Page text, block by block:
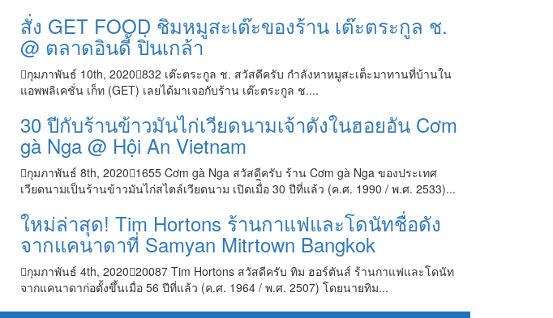
สั่ง GET FOOD ชิมหมูสะเต๊ะของร้าน เต๊ะตระกูล ช.
@ ตลาดอินดี้ ปิ่นเกล้า
กุมภาพันธ์ 10th, 2020 832 เต๊ะตระกูล ช. สวัสดีครับ กำลังหาหมูสะเต็ะมาทานที่บ้านใน
แอพพลิเคชั่น เก็ท (GET) เลยได้มาเจอกับร้าน เต๊ะตระกูล ช....
30 ปีกับร้านข้าวมันไก่เวียดนามเจ้าดังในฮอยอัน Cơm
gà Nga @ Hội An Vietnam
กุมภาพันธ์ 8th, 2020 1655 Cơm gà Nga สวัสดีครับ ร้าน Cơm gà Nga ของประเทศ
เวียดนามเป็นร้านข้าวมันไก่สไตล์เวียดนาม เปิดเมื่ิอ 30 ปีที่แล้ว (ค.ศ. 1990 / พ.ศ. 2533)...
ใหม่ล่าสุด! Tim Hortons ร้านกาแฟและโดนัทชื่อดัง
จากแคนาดาที่ Samyan Mitrtown Bangkok
กุมภาพันธ์ 4th, 2020 20087 Tim Hortons สวัสดีครับ ทิม ฮอร์ตันส์ ร้านกาแฟและโดนัท
จากแคนาดาก่อตั้งขึ้นเมื่อ 56 ปีที่แล้ว (ค.ศ. 1964 / พ.ศ. 2507) โดยนายทิม...